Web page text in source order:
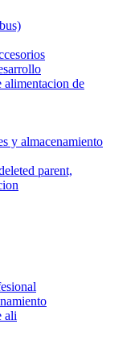
alimentacion de
y almacenamiento
parent,
ali